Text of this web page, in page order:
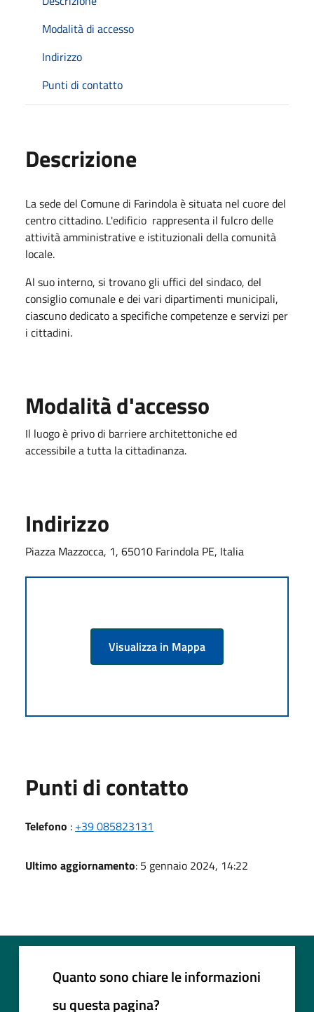
Modalità di accesso
Indirizzo
Punti di contatto
Descrizione
La sede del Comune di Farindola è situata nel cuore del
centro cittadino. L'edificio rappresenta il fulcro delle
attività amministrative e istituzionali della comunità
locale.
Al suo interno, si trovano gli uffici del sindaco, del
consiglio comunale e dei vari dipartimenti municipali,
ciascuno dedicato a specifiche competenze e servizi per
i cittadini.
Modalità d'accesso
Il luogo è privo di barriere architettoniche ed
accessibile a tutta la cittadinanza.
Indirizzo
Piazza Mazzocca, 1, 65010 Farindola PE, Italia
Visualizza in Mappa
Punti di contatto
Telefono : +39 085823131
Ultimo aggiornamento: 5 gennaio 2024, 14:22
Quanto sono chiare le informazioni
su questa pagina?